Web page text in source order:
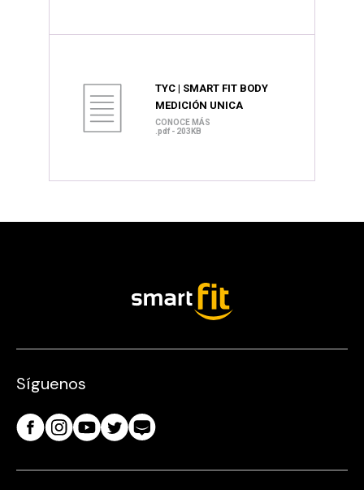
TYC | SMART FIT BODY
MEDICIÓN UNICA
CONOCE MÁS
.pdf - 203KB
Síguenos